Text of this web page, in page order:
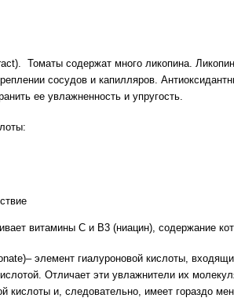
Томаты содержат много ликопина.
сосудов и капилляров.
ее увлажненность и упругость.
витамины С и В3 (ниацин), содержание
элемент гиалуроновой кислоты,
Отличает эти увлажнители их
кислоты и, следовательно, имеет гораздо